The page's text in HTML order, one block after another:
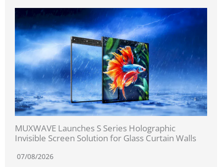
MUXWAVE Launches S Series Holographic
Invisible Screen Solution for Glass Curtain Walls
07/08/2026